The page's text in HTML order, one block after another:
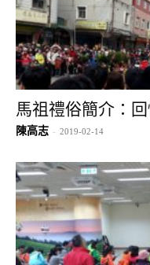
馬祖禮俗簡介：
陳高志 - 2019-02-14